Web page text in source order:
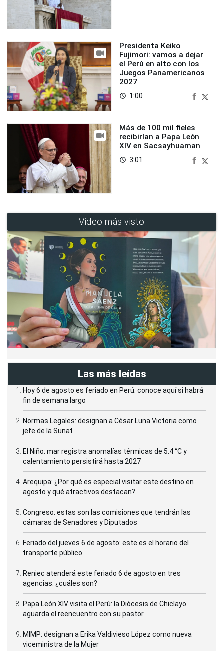
Presidenta Keiko
Fujimori: vamos a dejar
el Perú en alto con los
Juegos Panamericanos
2027
access_time 1:00
Más de 100 mil fieles
recibirían a Papa León
XIV en Sacsayhuaman
access_time 3:01
Video más visto
Las más leídas
Hoy 6 de agosto es feriado en Perú: conoce aquí si habrá
fin de semana largo
Normas Legales: designan a César Luna Victoria como
jefe de la Sunat
El Niño: mar registra anomalías térmicas de 5.4 °C y
calentamiento persistirá hasta 2027
Arequipa: ¿Por qué es especial visitar este destino en
agosto y qué atractivos destacan?
Congreso: estas son las comisiones que tendrán las
cámaras de Senadores y Diputados
Feriado del jueves 6 de agosto: este es el horario del
transporte público
Reniec atenderá este feriado 6 de agosto en tres
agencias: ¿cuáles son?
Papa León XIV visita el Perú: la Diócesis de Chiclayo
aguarda el reencuentro con su pastor
MIMP: designan a Erika Valdivieso López como nueva
viceministra de la Mujer